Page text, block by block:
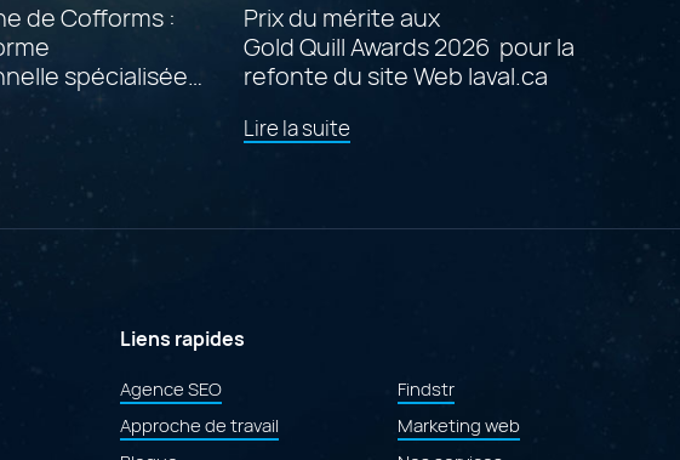
de Cofforms :
spécialisée
Adobe
Prix du mérite aux
Gold Quill Awards 2026 pour la
refonte du site Web laval.ca
Lire la suitede
l'article
laval.ca"
Liens rapides
Agence SEO
Approche de travail
Findstr
Marketing web